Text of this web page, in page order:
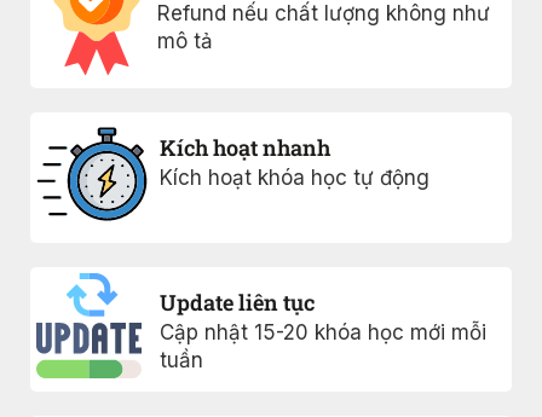
Refund nếu chất lượng không như
mô tả
Kích hoạt nhanh
Kích hoạt khóa học tự động
Update liên tục
Cập nhật 15-20 khóa học mới mỗi
tuần